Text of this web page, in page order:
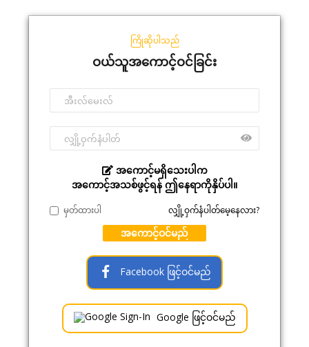
ကြိုဆိုပါသည်
ဝယ်သူအကောင့်ဝင်ခြင်း
အကောင့်မရှိသေးပါက
အကောင့်အသစ်ဖွင့်ရန် ဤနေရာကိုနှိပ်ပါ။
မှတ်ထားပါ လျှို့ဝှက်နံပါတ်မေ့နေလား?
အကောင့်ဝင်မည်
Facebook ဖြင့်ဝင်မည်
Google ဖြင့်ဝင်မည်